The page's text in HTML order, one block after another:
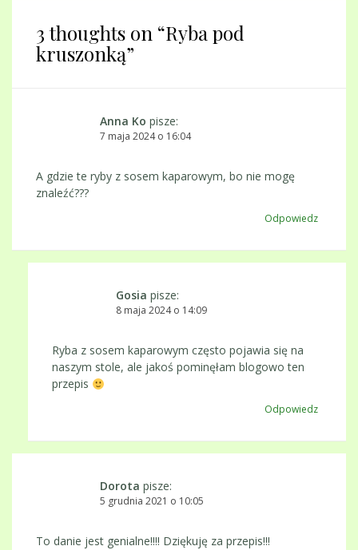
3 thoughts on “Ryba pod
kruszonką”
Anna Ko pisze:
7 maja 2024 o 16:04
A gdzie te ryby z sosem kaparowym, bo nie mogę
znaleźć???
Odpowiedz
Gosia pisze:
8 maja 2024 o 14:09
Ryba z sosem kaparowym często pojawia się na
naszym stole, ale jakoś pominęłam blogowo ten
przepis
Odpowiedz
Dorota pisze:
5 grudnia 2021 o 10:05
To danie jest genialne!!!! Dziękuję za przepis!!!